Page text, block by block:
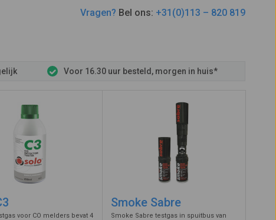
, hiermee maakt u de melder
Vragen? Bel ons: +31(0)113 – 820 819
Voor 16.30 uur besteld, morgen in huis*
voor CO melders bevat 4
Smoke Sabre
Smoke Sabre testgas in spuitbus van